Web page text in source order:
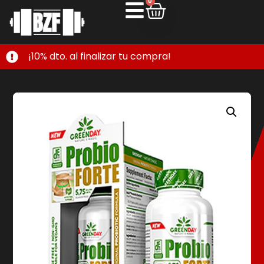
¡10% dto. al finalizar tu compra!